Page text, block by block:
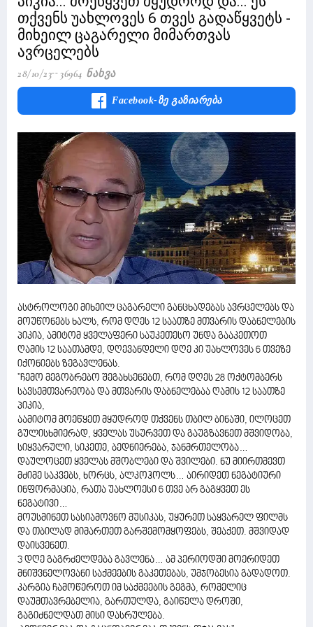
თქვენს უახლოვეს 6 თვეს გადაწყვეტს -
მიხეილ ცაგარელი მიმართვას
ავრცელებს
28/10/23 36964 Ნახვა
Facebook-Ზე Გაზიარება
ასტროლოგი მიხეილ ცაგარელი განცხადებას ავრცელებს და
მოუწონებს ხალს, რომ დღეს 12 საათზე მთვარის დაბნელების
პიკია, ამიტომ ყველაფერი საუკეთესო უნდა გააკეთოთ
ღამის 12 საათამდე, დღევანდელი დღე კი უახლოვეს 6 თვეზე
იქონიებს ზეგავლენას.
"ჩემო მეგობრებო შეგახსენებთ, რომ დღეს 28 ოქტომბერს
სავსემთვარეობა და მთვარის დაბნელებაა ღამის 12 საათზე
პიკია,
აამიტომ მოეწყეთ მყუდროდ თქვენს თბილ ბინაში, ილოცეთ
გულისხმიერად, ყველას უსურვეთ და გაუგზავნეთ მშვიდობა,
სიყვარული, სიკეთე, ბედნიერება, ჯანმრთელობა…
დაულოცეთ ყველას მშობლები და შვილები. ნუ მიირთმევთ
მძიმე საკვებს, ხორცს, ალკოჰოლს… აირიდეთ ნეგატიური
ინფორმაცია, რათა უახლოესი 6 თვე არ გაგყვეთ ეს
ნეგატივი…
მოუსმინეთ სასიამოვნო მუსიკას, უყურეთ საყვარელ ფილმს
და თბილად მიმართეთ გარშემომყოფებს, შეაქეთ. მშვიდად
დაისვენეთ.
3 დღე გაგრძელდება გავლენა… ამ პერიოდში მოერიდეთ
მნიშვნელოვანი საქმეების გაკეთებას, უმჯობესია გადადოთ.
კარგია ჩამოწეროთ იმ საქმეების გეგმა, რომელიც
დაუმთავრებელია, გართულდა, გაიწელა დროში,
გაგიძნელდათ მისი დასრულება.